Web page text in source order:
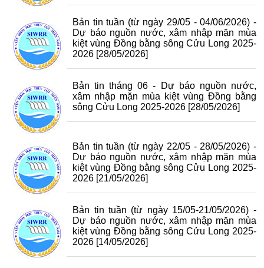
Bản tin tuần (từ ngày 29/05 - 04/06/2026) -
Dự báo nguồn nước, xâm nhập mặn mùa
kiệt vùng Đồng bằng sông Cửu Long 2025-
2026 [28/05/2026]
Bản tin tháng 06 - Dự báo nguồn nước,
xâm nhập mặn mùa kiệt vùng Đồng bằng
sông Cửu Long 2025-2026 [28/05/2026]
Bản tin tuần (từ ngày 22/05 - 28/05/2026) -
Dự báo nguồn nước, xâm nhập mặn mùa
kiệt vùng Đồng bằng sông Cửu Long 2025-
2026 [21/05/2026]
Bản tin tuần (từ ngày 15/05-21/05/2026) -
Dự báo nguồn nước, xâm nhập mặn mùa
kiệt vùng Đồng bằng sông Cửu Long 2025-
2026 [14/05/2026]